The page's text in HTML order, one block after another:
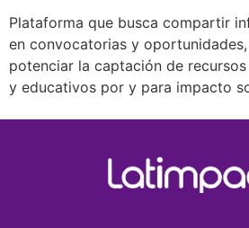
Plataforma que busca compartir
en convocatorias y
potenciar la captación de
y educativos por y para impacto